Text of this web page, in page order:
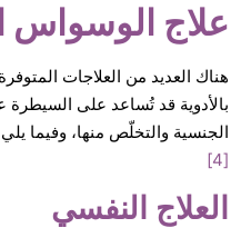
علاج الوسواس
هناك العديد من العلاجات
بالأدوية قد تُساعد على
الجنسية والتخلّص منها، وفيما
[4]
العلاج النفسي